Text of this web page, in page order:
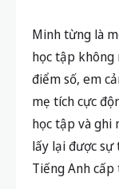
Minh từng là
học tập
điểm số, em
mẹ tích cực
học tập và ghi
lấy lại được
Tiếng Anh cấp